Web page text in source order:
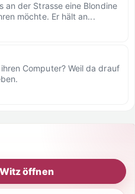
an der Strasse eine Blondine
möchte. Er hält an...
Computer? Weil da drauf
öffnen